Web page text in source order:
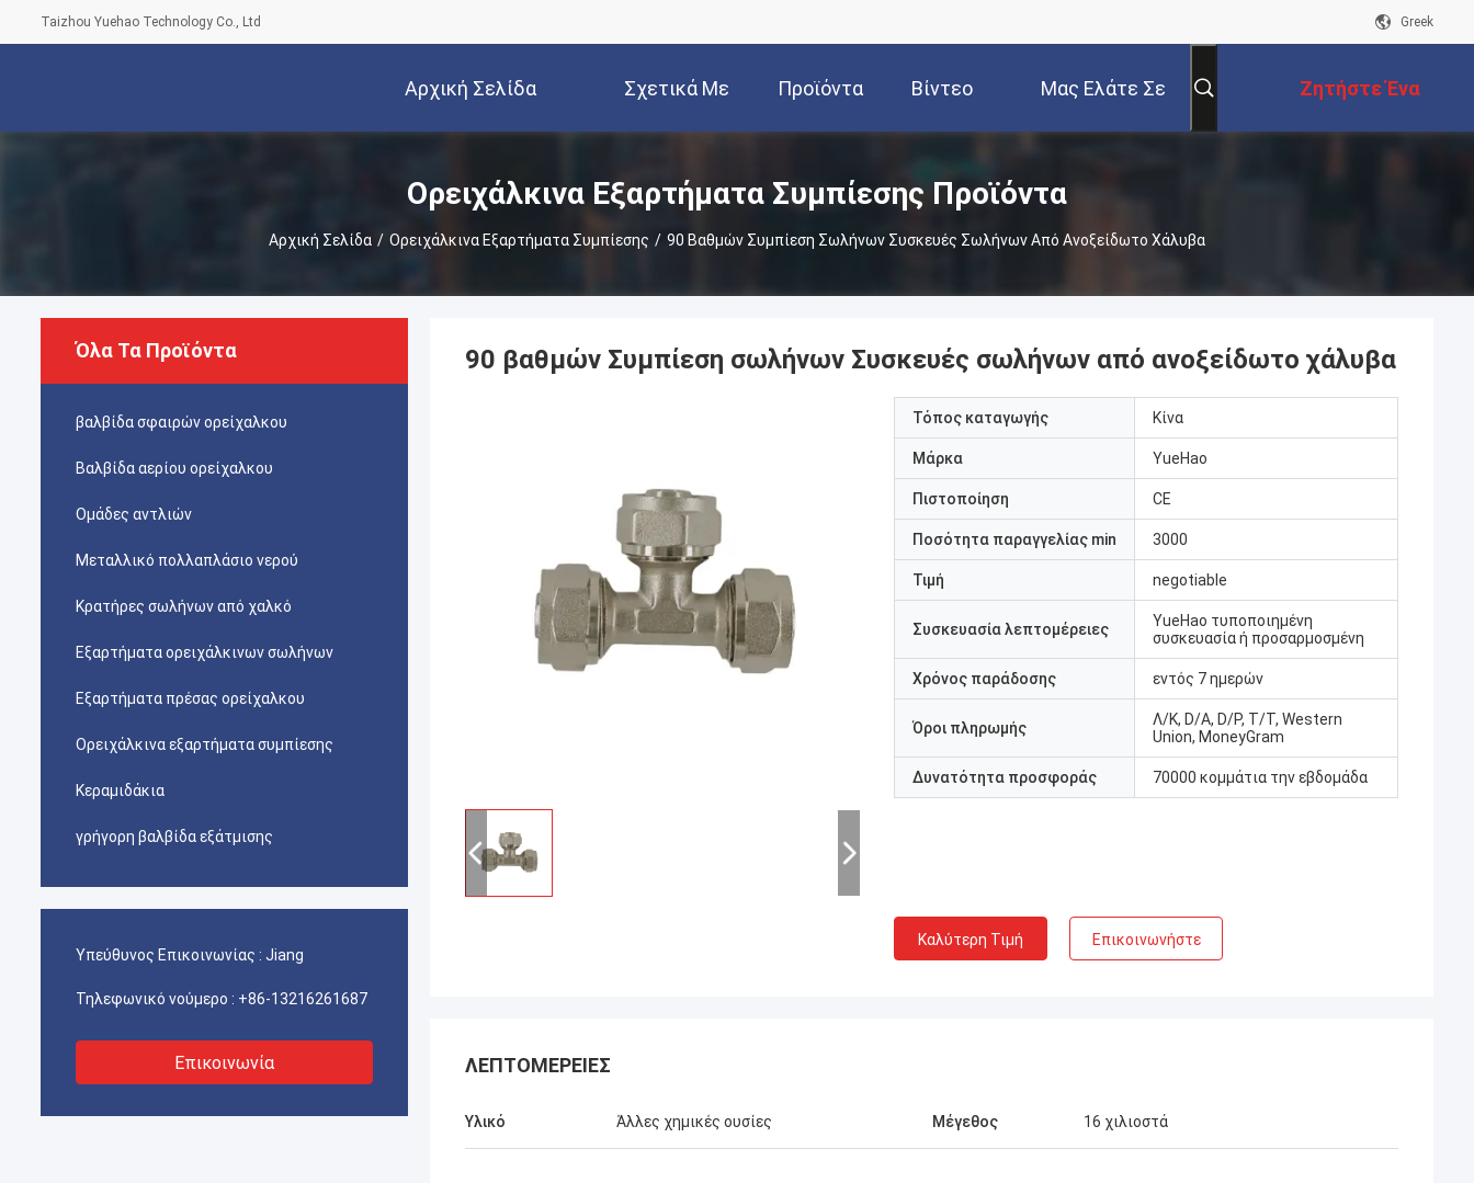
Taizhou Yuehao Technology Co., Ltd Greek
Αρχική Σελίδα Σχετικά Με
Εμάς
Προϊόντα Βίντεο Μας Ελάτε Σε Ζητήστε Ένα
Απόσπασμα
Ορειχάλκινα Εξαρτήματα Συμπίεσης Προϊόντα
Αρχική Σελίδα / Ορειχάλκινα Εξαρτήματα Συμπίεσης / 90 Βαθμών Συμπίεση Σωλήνων Συσκευές Σωλήνων Από Ανοξείδωτο Χάλυβα
Όλα Τα Προϊόντα
βαλβίδα σφαιρών ορείχαλκου
Βαλβίδα αερίου ορείχαλκου
Ομάδες αντλιών
Μεταλλικό πολλαπλάσιο νερού
Κρατήρες σωλήνων από χαλκό
Εξαρτήματα ορειχάλκινων σωλήνων
Εξαρτήματα πρέσας ορείχαλκου
Ορειχάλκινα εξαρτήματα συμπίεσης
Κεραμιδάκια
γρήγορη βαλβίδα εξάτμισης
Υπεύθυνος Επικοινωνίας : Jiang
Τηλεφωνικό νούμερο : +86-13216261687
Επικοινωνία
90 βαθμών Συμπίεση σωλήνων Συσκευές σωλήνων από ανοξείδωτο χάλυβα
Τόπος καταγωγής Κίνα
Μάρκα YueHao
Πιστοποίηση CE
Ποσότητα παραγγελίας min 3000
Τιμή negotiable
Συσκευασία λεπτομέρειες
YueHao τυποποιημένη
συσκευασία ή προσαρμοσμένη
Χρόνος παράδοσης εντός 7 ημερών
Όροι πληρωμής
Λ/Κ, D/A, D/P, T/T, Western
Union, MoneyGram
Δυνατότητα προσφοράς 70000 κομμάτια την εβδομάδα
Καλύτερη Τιμή Επικοινωνήστε
ΛΕΠΤΟΜΈΡΕΙΕΣ
Υλικό Άλλες χημικές ουσίες Μέγεθος 16 χιλιοστά